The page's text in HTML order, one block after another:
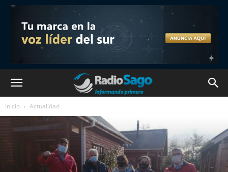
Inicio Actualidad